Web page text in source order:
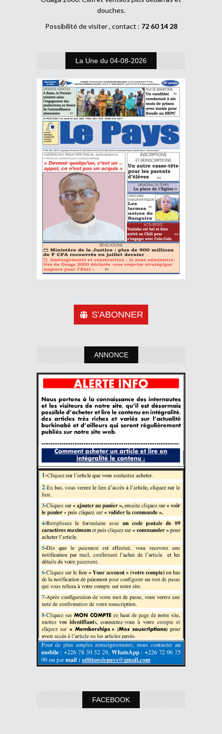
douches.
Possibilité de visiter , contact : 72 60 14 28
La Une du 04-08-2026
S'ABONNER
ANNONCE
FACEBOOK